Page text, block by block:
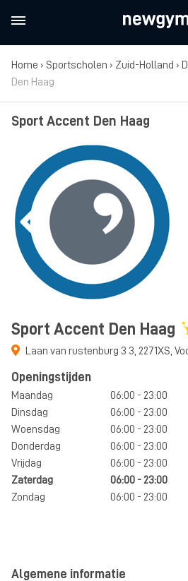
Home › Sportscholen › Zuid-Holland ›
Den Haag
Sport Accent Den Haag
Sport Accent Den Haag
Laan van rustenburg 3 3 2271XS
Openingstijden
Maandag
06:00 - 23:00
Dinsdag
06:00 - 23:00
Woensdag
06:00 - 23:00
Donderdag
06:00 - 23:00
Vrijdag
06:00 - 23:00
Zaterdag
06:00 - 23:00
Zondag
06:00 - 23:00
Algemene informatie